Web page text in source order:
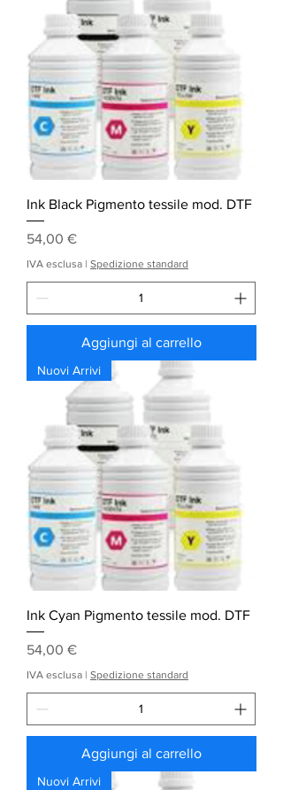
Ink Black Pigmento tessile mod. DTF
Prezzo
54,00 €
IVA esclusa | Spedizione standard
Aggiungi al carrello
Nuovi Arrivi
Ink Cyan Pigmento tessile mod. DTF
Prezzo
54,00 €
IVA esclusa | Spedizione standard
Aggiungi al carrello
Nuovi Arrivi